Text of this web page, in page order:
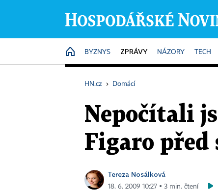
HOME
BYZNYS ZPRÁVY NÁZORY TECH
HN.cz › Domácí
Nepočítali
Figaro před
Tereza Nosálková
18. 6. 2009 10:27 ▪ 3 min. čtení